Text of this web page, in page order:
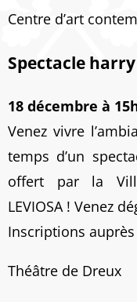
Centre d’art
Spectacle
18 décembre à
Venez vivre
temps d’un
offert par la
LEVIOSA ! Venez
Inscriptions
Théâtre de Dreux